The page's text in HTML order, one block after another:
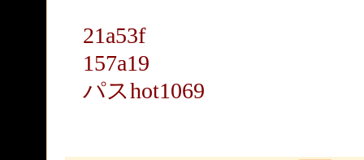
21a53f
157a19
パスhot1069